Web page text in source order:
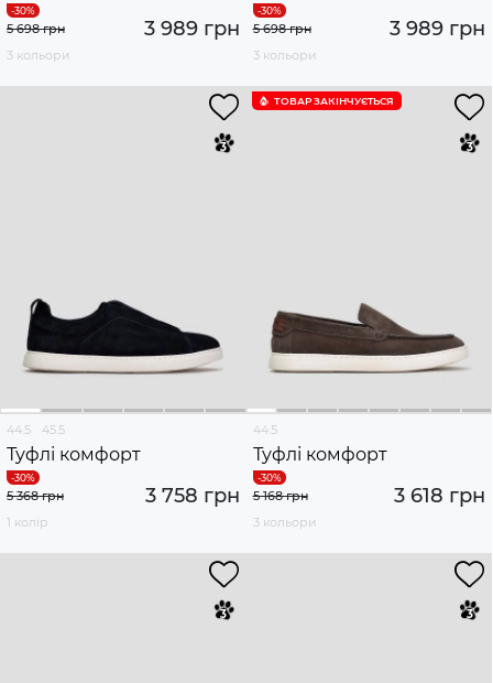
3 989 грн
5 698 грн
3 кольори
3 989 грн
5 698 грн
3 кольори
44.5 45.5
Туфлі комфорт
3 758 грн
5 368 грн
1 колір
ТОВАР ЗАКІНЧУЄTЬСЯ
44.5
Туфлі комфорт
3 618 грн
5 168 грн
3 кольори